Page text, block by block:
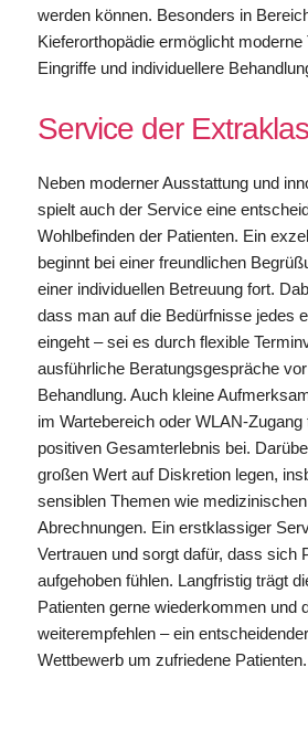
werden können. Besonders in
Kieferorthopädie ermöglicht
Eingriffe und individuellere
Service der
Neben moderner Ausstattung und
spielt auch der Service eine
Wohlbefinden der Patienten. Ein
beginnt bei einer freundlichen
einer individuellen Betreuung fort.
dass man auf die Bedürfnisse jedes
eingeht – sei es durch flexible
ausführliche Beratungsgespräche
Behandlung. Auch kleine
im Wartebereich oder WLAN-Zugang
positiven Gesamterlebnis bei.
großen Wert auf Diskretion legen,
sensiblen Themen wie
Abrechnungen. Ein erstklassiger
Vertrauen und sorgt dafür, dass sich
aufgehoben fühlen. Langfristig trägt
Patienten gerne wiederkommen und
weiterempfehlen – ein
Wettbewerb um zufriedene Patienten.